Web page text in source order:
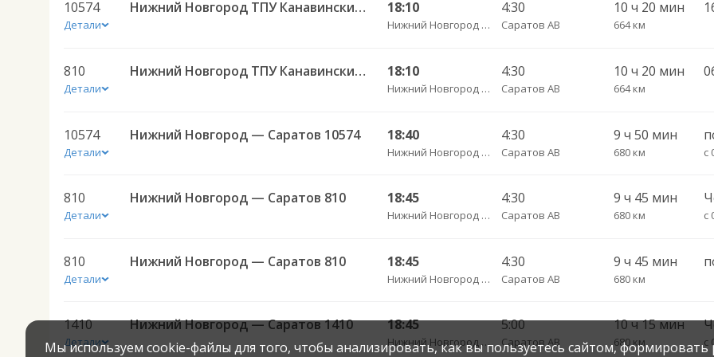
10574
Детали
Нижний Новгород ТПУ Канавинский — Саратов 10574 18:10
Нижний Новгород АВ ТПУ Канавинский
4:30
Саратов АВ
10 ч 20 мин
664 км
810
Детали
Нижний Новгород ТПУ Канавинский — Саратов 810 18:10
Нижний Новгород АВ ТПУ Канавинский
4:30
Саратов АВ
10 ч 20 мин
664 км
10574
Детали
Нижний Новгород — Саратов 10574 18:40
Нижний Новгород Щербинки
4:30
Саратов АВ
9 ч 50 мин
680 км с
810
Детали
Нижний Новгород — Саратов 810 18:45
Нижний Новгород Щербинки
4:30
Саратов АВ
9 ч 45 мин
680 км
810
Детали
Нижний Новгород — Саратов 810 18:45
Нижний Новгород Щербинки
4:30
Саратов АВ
9 ч 45 мин
680 км
1410
Детали
Нижний Новгород — Саратов 1410 18:45
Нижний Новгород Щербинки
5:00
Саратов АВ
10 ч 15 мин
680 км с
Мы используем cookie-файлы для того, чтобы анализировать, как вы пользуетесь сайтом,